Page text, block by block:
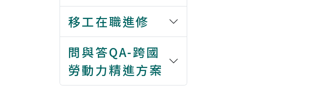
移工在職進修
問與答QA-跨國
勞動力精進方案